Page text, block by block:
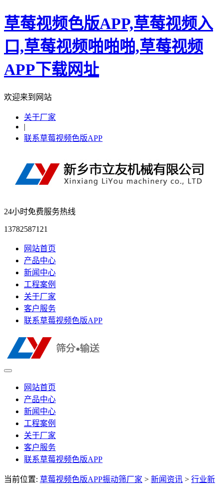
草莓视频色版APP,草莓视频入
口,草莓视频啪啪啪,草莓视频
APP下载网址
欢迎来到网站
关于厂家
|
联系草莓视频色版APP
24小时免费服务热线
13782587121
网站首页
产品中心
新闻中心
工程案例
关于厂家
客户服务
联系草莓视频色版APP
网站首页
产品中心
新闻中心
工程案例
关于厂家
客户服务
联系草莓视频色版APP
当前位置: 草莓视频色版APP振动筛厂家 > 新闻资讯 > 行业新